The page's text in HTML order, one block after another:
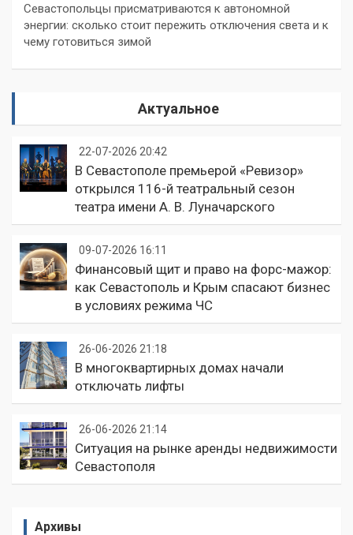
Севастопольцы присматриваются к автономной
энергии: сколько стоит пережить отключения света и к
чему готовиться зимой
Актуальное
22-07-2026 20:42
В Севастополе премьерой «Ревизор»
открылся 116-й театральный сезон
театра имени А. В. Луначарского
09-07-2026 16:11
Финансовый щит и право на форс-мажор:
как Севастополь и Крым спасают бизнес
в условиях режима ЧС
26-06-2026 21:18
В многоквартирных домах начали
отключать лифты
26-06-2026 21:14
Ситуация на рынке аренды недвижимости
Севастополя
Архивы